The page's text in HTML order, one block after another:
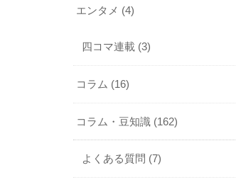
エンタメ (4)
四コマ連載 (3)
コラム (16)
コラム・豆知識 (162)
よくある質問 (7)